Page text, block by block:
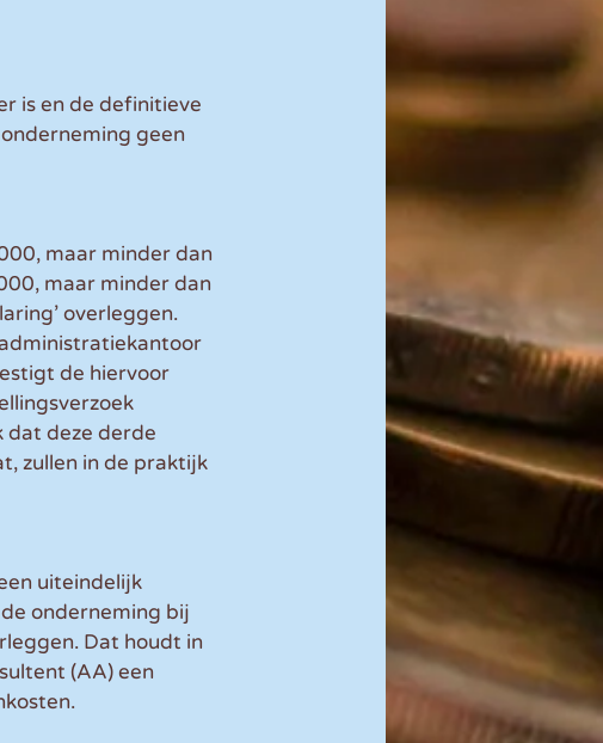
is en de definitieve
geen
maar minder dan
maar minder dan
overleggen.
de hiervoor
dat deze derde
zullen in de praktijk
uiteindelijk
onderneming bij
Dat houdt in
(AA) een